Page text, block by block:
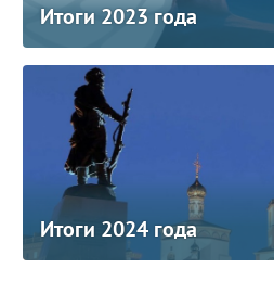
Итоги 2023 года
Итоги 2024 года